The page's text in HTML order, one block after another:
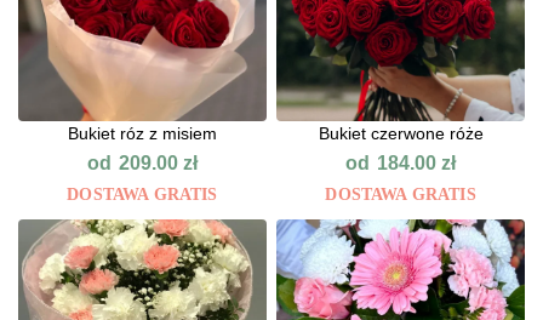
Bukiet róz z misiem
od 209.00 zł
DOSTAWA GRATIS
Bukiet czerwone róże
od 184.00zł
DOSTAWA GRATIS